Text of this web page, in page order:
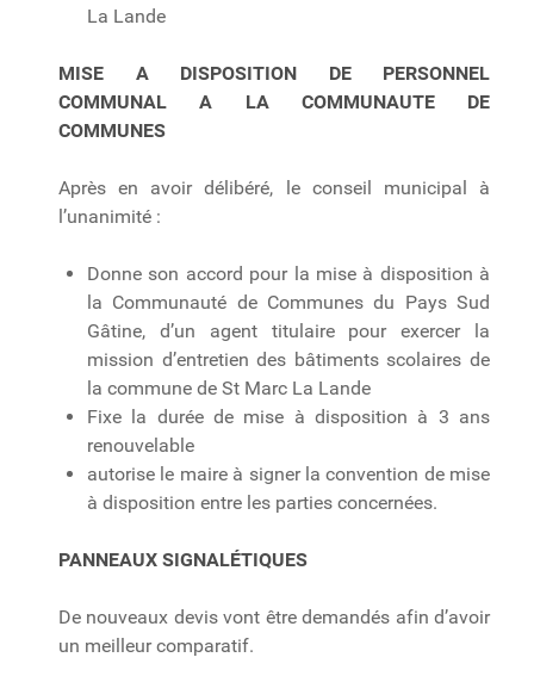
La Lande
MISE A DISPOSITION DE PERSONNEL
COMMUNAL A LA COMMUNAUTE DE
COMMUNES
Après en avoir délibéré, le conseil municipal à
l’unanimité :
Donne son accord pour la mise à disposition à
la Communauté de Communes du Pays Sud
Gâtine, d’un agent titulaire pour exercer la
mission d’entretien des bâtiments scolaires de
la commune de St Marc La Lande
Fixe la durée de mise à disposition à 3 ans
renouvelable
autorise le maire à signer la convention de mise
à disposition entre les parties concernées.
PANNEAUX SIGNALÉTIQUES
De nouveaux devis vont être demandés afin d’avoir
un meilleur comparatif.